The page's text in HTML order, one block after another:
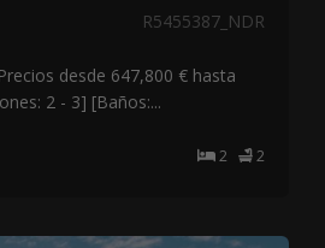
R5455387_NDR
desde 647,800 € hasta
2 - 3] [Baños:...
2 2